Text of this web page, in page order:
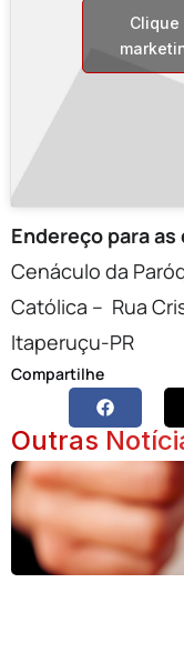
Endereço para as
Cenáculo da
Católica – Rua
Itaperuçu-PR
Compartilhe
Outras